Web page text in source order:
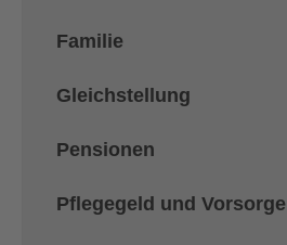
Familie
Gleichstellung
Pensionen
Pflegegeld und Vorsorge